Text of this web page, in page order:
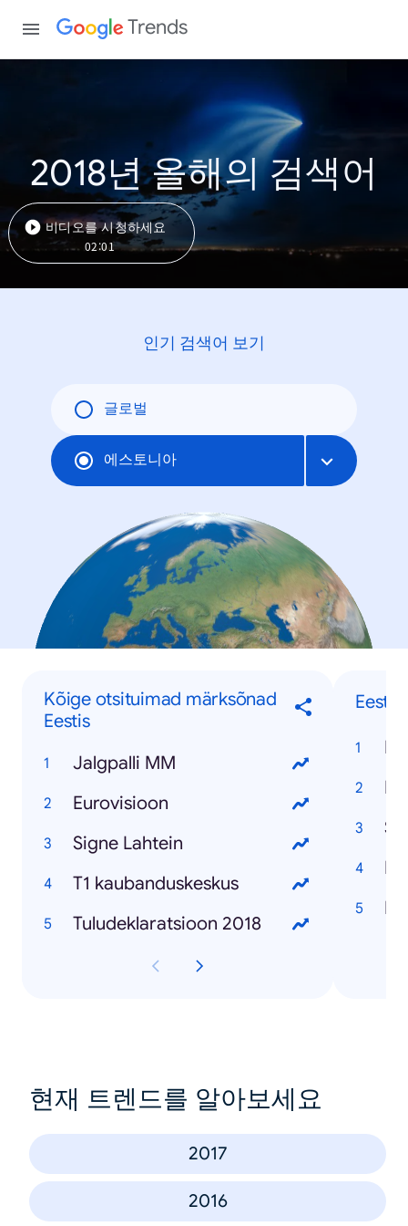
Trends
2018년 올해의 검색어
비디오를 시청하세요
02:01
인기 검색어 보기
글로벌
에스토니아
Kõige otsituimad märksõnad
Eestis
Jalgpalli MM
Eurovisioon
Signe Lahtein
T1 kaubanduskeskus
Tuludeklaratsioon 2018
Eesti
현재 트렌드를 알아보세요
2017
2016